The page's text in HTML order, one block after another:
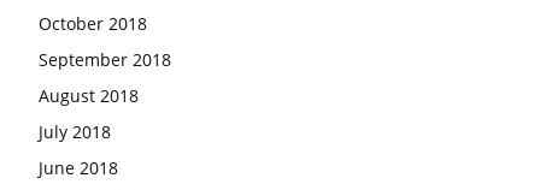
October 2018
September 2018
August 2018
July 2018
June 2018